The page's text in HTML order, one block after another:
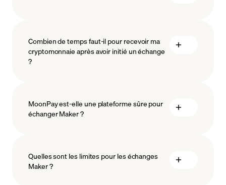
Combien de temps faut-il pour recevoir ma
cryptomonnaie après avoir initié un échange
?
MoonPay est-elle une plateforme sûre pour
échanger Maker ?
Quelles sont les limites pour les échanges
Maker ?